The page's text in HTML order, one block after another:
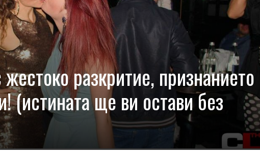
разкритие, признанието
(истината ще ви остави без